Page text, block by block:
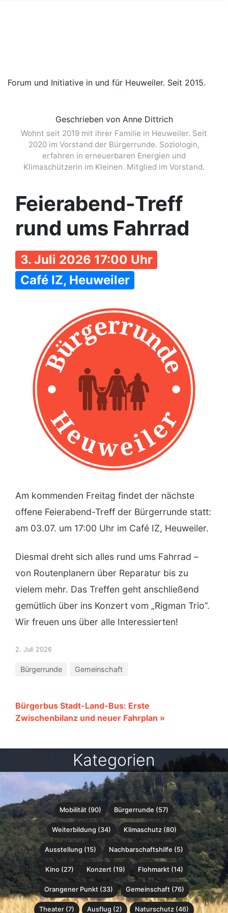
Forum und Initiative in und für Heuweiler. Seit 2015.
Geschrieben von Anne Dittrich
Wohnt seit 2019 mit ihrer Familie in Heuweiler. Seit
2020 im Vorstand der Bürgerrunde. Soziologin,
erfahren in erneuerbaren Energien und
Klimaschützerin im Kleinen. Mitglied im Vorstand.
Feierabend-Treff
rund ums Fahrrad
3. Juli 2026 17:00 Uhr
Café IZ, Heuweiler
Am kommenden Freitag findet der nächste
offene Feierabend-Treff der Bürgerrunde statt:
am 03.07. um 17:00 Uhr im Café IZ, Heuweiler.
Diesmal dreht sich alles rund ums Fahrrad –
von Routenplanern über Reparatur bis zu
vielem mehr. Das Treffen geht anschließend
gemütlich über ins Konzert vom „Rigman Trio”.
Wir freuen uns über alle Interessierten!
2. Juli 2026
Bürgerrunde Gemeinschaft
Bürgerbus Stadt-Land-Bus: Erste
Zwischenbilanz und neuer Fahrplan »
Kategorien
Mobilität (90) Bürgerrunde (57)
Weiterbildung (34) Klimaschutz (80)
Ausstellung (15) Nachbarschaftshilfe (5)
Kino (27) Konzert (19) Flohmarkt (14)
Orangener Punkt (33) Gemeinschaft (76)
Theater (7) Ausflug (2) Naturschutz (46)